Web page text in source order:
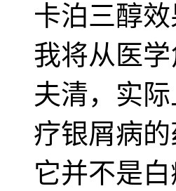
卡泊三醇
我将从医
夫清，实
疗银屑病
它并不是